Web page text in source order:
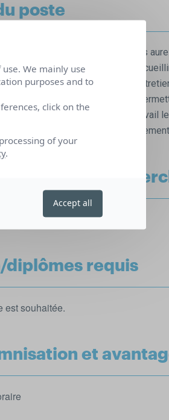
poste
naturel dynamique et motivé vous
de l’établissement afin
aurez également en charge
sans faille vous
souriante et accueillante. Travail
jours féries sont établis par
et qualités
sont un vrai plus.
requis
est souhaitée.
et
We mainly use
purposes and to
click on the
of your
.
Accept all